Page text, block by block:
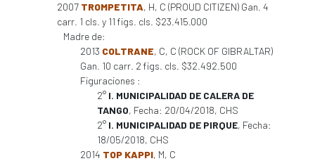
2007 TROMPETITA, H, C (PROUD CITIZEN) Gan. 4
carr. 1 cls. y 11 figs. cls. $23.415.000
Madre de:
2013 COLTRANE, C, C (ROCK OF GIBRALTAR)
Gan. 10 carr. 2 figs. cls. $32.492.500
Figuraciones :
2° I. MUNICIPALIDAD DE CALERA DE
TANGO, Fecha: 20/04/2018, CHS
2° I. MUNICIPALIDAD DE PIRQUE, Fecha:
18/05/2018, CHS
2014 TOP KAPPI, M, C